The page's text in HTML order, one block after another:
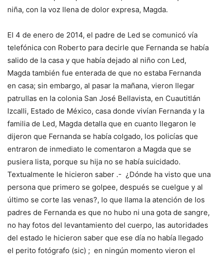
niña, con la voz llena de dolor expresa, Magda.
El 4 de enero de 2014, el padre de Led se comunicó vía
telefónica con Roberto para decirle que Fernanda se había
salido de la casa y que había dejado al niño con Led,
Magda también fue enterada de que no estaba Fernanda
en casa; sin embargo, al pasar la mañana, vieron llegar
patrullas en la colonia San José Bellavista, en Cuautitlán
Izcalli, Estado de México, casa donde vivían Fernanda y la
familia de Led, Magda detalla que en cuanto llegaron le
dijeron que Fernanda se había colgado, los policías que
entraron de inmediato le comentaron a Magda que se
pusiera lista, porque su hija no se había suicidado.
Textualmente le hicieron saber .- ¿Dónde ha visto que una
persona que primero se golpee, después se cuelgue y al
último se corte las venas?, lo que llama la atención de los
padres de Fernanda es que no hubo ni una gota de sangre,
no hay fotos del levantamiento del cuerpo, las autoridades
del estado le hicieron saber que ese día no había llegado
el perito fotógrafo (sic) ; en ningún momento vieron el